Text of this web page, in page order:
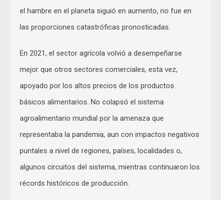
el hambre en el planeta siguió en aumento, no fue en
las proporciones catastróficas pronosticadas.
En 2021, el sector agrícola volvió a desempeñarse
mejor que otros sectores comerciales, esta vez,
apoyado por los altos precios de los productos
básicos alimentarios. No colapsó el sistema
agroalimentario mundial por la amenaza que
representaba la pandemia, aun con impactos negativos
puntales a nivel de regiones, países, localidades o,
algunos circuitos del sistema, mientras continuaron los
récords históricos de producción.